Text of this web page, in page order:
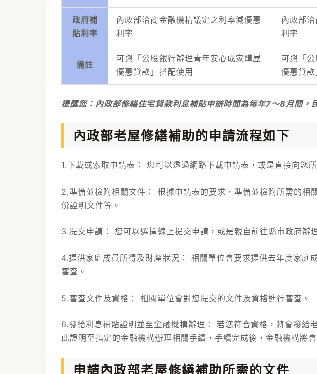
政府補
貼利率
內政部洽商金融機構議定之利率減優惠
利率
內政部
利率
備註
可與「公股銀行辦理青年安心成家購屋
優惠貸款」搭配使用
可與「
優惠貸
提醒您：內政部修繕住宅貸款利息補貼申辦時間為每年7～8月間，
內政部老屋修繕補助的申請流程如下
1.下載或索取申請表： 您可以透過網路下載申請表，或是直接向您
2.準備並檢附相關文件： 根據申請表的要求，準備並檢附所需的相
份證明文件等。
3.提交申請： 您可以選擇線上提交申請，或是親自前往縣市政府辦
4.提供家庭成員所得及財產狀況： 相關單位會要求提供去年度家庭
審查。
5.審查文件及資格： 相關單位會對您提交的文件及資格進行審查。
6.發給利息補貼證明並至金融機構辦理： 若您符合資格，將會發給
此證明至指定的金融機構辦理相關手續，手續完成後，金融機構將
申請內政部老屋修繕補助所需的文件